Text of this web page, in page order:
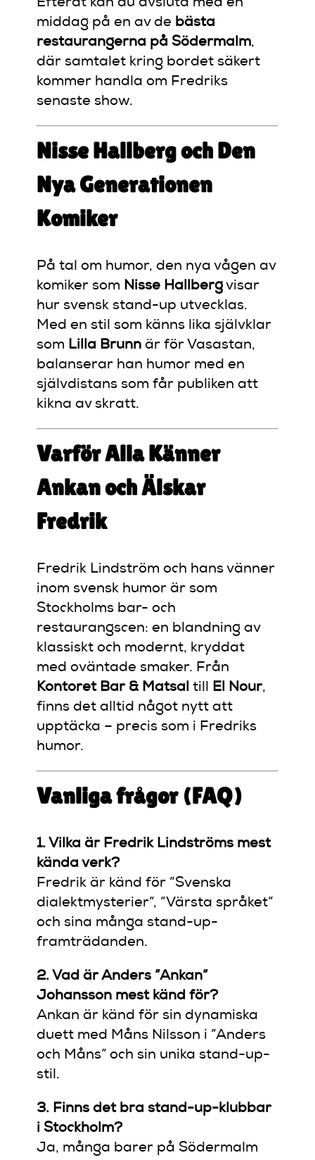
Efteråt kan du avsluta med en
middag på en av de bästa
restaurangerna på Södermalm,
där samtalet kring bordet säkert
kommer handla om Fredriks
senaste show.
Nisse Hallberg och Den
Nya Generationen
Komiker
På tal om humor, den nya vågen av
komiker som Nisse Hallberg visar
hur svensk stand-up utvecklas.
Med en stil som känns lika självklar
som Lilla Brunn är för Vasastan,
balanserar han humor med en
självdistans som får publiken att
kikna av skratt.
Varför Alla Känner
Ankan och Älskar
Fredrik
Fredrik Lindström och hans vänner
inom svensk humor är som
Stockholms bar- och
restaurangscen: en blandning av
klassiskt och modernt, kryddat
med oväntade smaker. Från
Kontoret Bar & Matsal till El Nour,
finns det alltid något nytt att
upptäcka – precis som i Fredriks
humor.
Vanliga frågor (FAQ)
1. Vilka är Fredrik Lindströms mest
kända verk?
Fredrik är känd för ”Svenska
dialektmysterier”, ”Värsta språket”
och sina många stand-up-
framträdanden.
2. Vad är Anders ”Ankan”
Johansson mest känd för?
Ankan är känd för sin dynamiska
duett med Måns Nilsson i ”Anders
och Måns” och sin unika stand-up-
stil.
3. Finns det bra stand-up-klubbar
i Stockholm?
Ja, många barer på Södermalm